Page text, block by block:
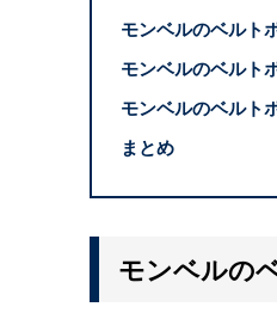
モンベルのベルト
モンベルのベルト
モンベルのベルト
まとめ
モンベルの